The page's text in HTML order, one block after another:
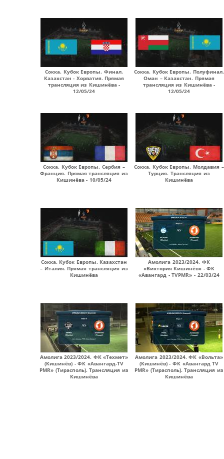
Сокка. Кубок Европы. Финал.
Казахстан - Хорватия. Прямая
трансляция из Кишинёва -
12/05/24
Сокка. Кубок Европы. Полуфинал.
Оман – Казахстан. Прямая
трансляция из Кишинёва -
12/05/24
Сокка. Кубок Европы. Сербия –
Франция. Прямая трансляция из
Кишинёва - 10/05/24
Сокка. Кубок Европы. Молдавия –
Турция. Трансляция из
Кишинёва
Сокка. Кубок Европы. Казахстан
– Италия. Прямая трансляция из
Кишинёва
Амолига 2023/2024. ФК
«Виктория Кишинёв» - ФК
«Авангард - ТVPMR» - 22/03/24
Амолига 2023/2024. ФК «Техмет»
(Кишинёв) - ФК «Авангард-TV
PMR» (Тирасполь). Трансляция из
Кишинёва
Амолига 2023/2024. ФК «Вольта»
(Кишинёв) - ФК «Авангард TV
PMR» (Тирасполь). Трансляция из
Кишинёва